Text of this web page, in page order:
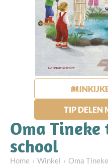
TIP DELEN
Oma
school
Home Winkel Oma